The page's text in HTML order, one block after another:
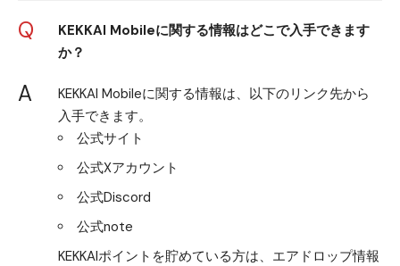
Q
KEKKAI Mobileに関する情報はどこで入手できます
か？
A
KEKKAI Mobileに関する情報は、以下のリンク先から
入手できます。
公式サイト
公式Xアカウント
公式Discord
公式note
KEKKAIポイントを貯めている方は、エアドロップ情報